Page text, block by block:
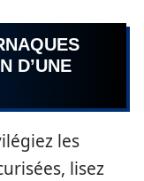
D’UNE
les
lisez